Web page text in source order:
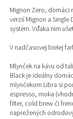
Mignon Zero, domáci
verzií Mignon a Single
systém. Vďaka nim
V nadčasovej bielej
Mlynček na kávu od
Black je ideálny
mlynčekom Libra si
espresso, moka
filter, cold brew či
naprežených